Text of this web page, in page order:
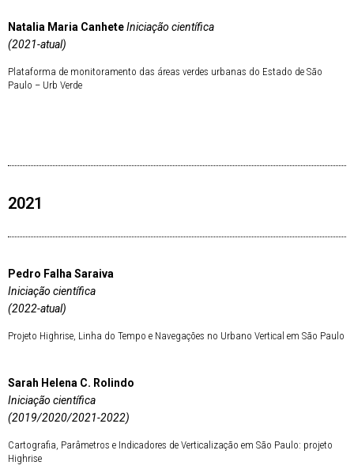
Natalia Maria CanheteIniciação científica
(2021-atual)
Plataforma de monitoramento das áreas verdes urbanas do Estado de São
Paulo – Urb Verde
2021
Pedro Falha Saraiva
Iniciação científica
(2022-atual)
Projeto Highrise, Linha do Tempo e Navegações no Urbano Vertical em São Paulo
Sarah Helena C. Rolindo
Iniciação científica
(2019/2020/2021-2022)
Cartografia, Parâmetros e Indicadores de Verticalização em São Paulo: projeto
Highrise